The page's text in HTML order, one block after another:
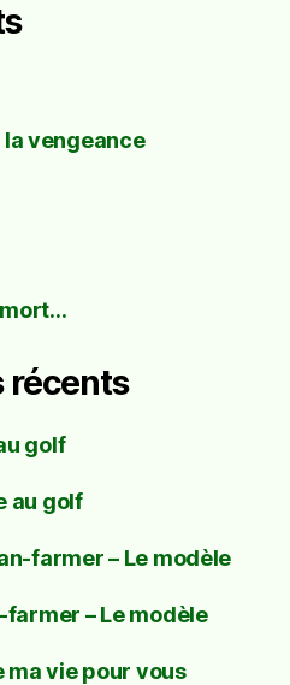
vengeance
mort…
récents
golf
au golf
farmer – Le modèle
– Le modèle
ma vie pour vous